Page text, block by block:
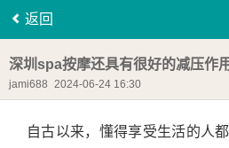
返回
深圳spa按摩还具有很好的减压作用
jami688 2024-06-24 16:30
自古以来，懂得享受生活的人